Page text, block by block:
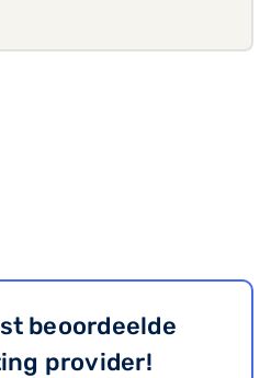
beoordeelde
provider!